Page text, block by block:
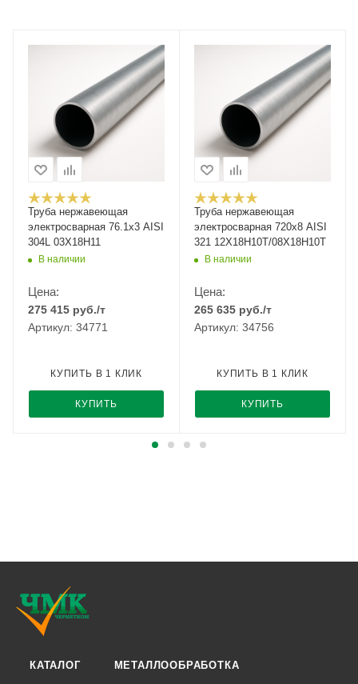
Труба нержавеющая
электросварная 76.1х3 AISI
304L 03Х18Н11
В наличии
Цена:
275 415 руб./т
Артикул: 34771
КУПИТЬ
КУПИТЬ В 1 КЛИК
Труба нержавеющая
электросварная 720х8 AISI
321 12Х18Н10Т/08Х18Н10Т
В наличии
Цена:
265 635 руб./т
Артикул: 34756
КУПИТЬ
КУПИТЬ В 1 КЛИК
КАТАЛОГ МЕТАЛЛООБРАБОТКА